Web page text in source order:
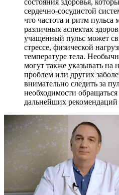
сердечно-сосудистой
что частота и ритм пульса
различных аспектах
учащенный пульс может
стрессе, физической
температуре тела.
могут также указывать на
проблем или других
внимательно следить за
необходимости
дальнейших